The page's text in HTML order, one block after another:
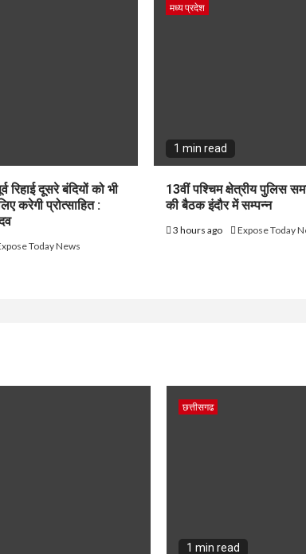
रिहाई दूसरे बंदियों को भी
करेगी प्रोत्साहित :
Today News
मध्य प्रदेश
1 min read
13वीं पश्चिम क्षेत्रीय पुलिस
की बैठक इंदौर में सम्पन्न
3 hours ago Expose Today
छत्तीसगढ
1 min read